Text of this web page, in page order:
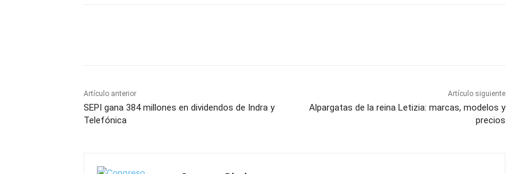
Artículo anterior
SEPI gana 384 millones en dividendos de Indra y
Telefónica
Artículo siguiente
Alpargatas de la reina Letizia: marcas, modelos y
precios